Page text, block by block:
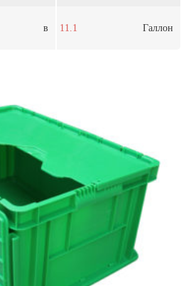
в 11.1 Галлон